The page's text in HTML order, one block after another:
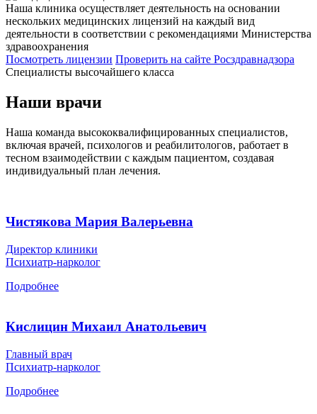
Наша клиника осуществляет деятельность на основании
нескольких медицинских лицензий на каждый вид
деятельности в соответствии с рекомендациями Министерства
здравоохранения
Посмотреть лицензии Проверить на сайте Росздравнадзора
Специалисты высочайшего класса
Наши врачи
Наша команда высококвалифицированных специалистов,
включая врачей, психологов и реабилитологов, работает в
тесном взаимодействии с каждым пациентом, создавая
индивидуальный план лечения.
Чистякова Мария Валерьевна
Директор клиники
Психиатр-нарколог
Подробнее
Кислицин Михаил Анатольевич
Главный врач
Психиатр-нарколог
Подробнее